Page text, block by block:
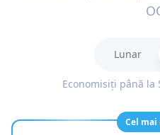
Lunar
Economisiți până la
Cel